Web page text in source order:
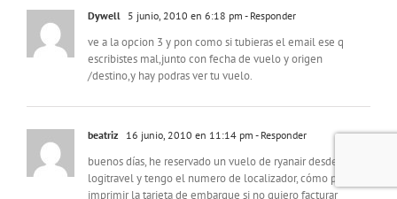
Dywell 5 junio, 2010 en 6:18 pm - Responder
ve a la opcion 3 y pon como si tubieras el email ese q
escribistes mal,junto con fecha de vuelo y origen
/destino,y hay podras ver tu vuelo.
beatriz 16 junio, 2010 en 11:14 pm - Responder
buenos días, he reservado un vuelo de ryanair desde
logitravel y tengo el numero de localizador, cómo puedo
imprimir la tarjeta de embarque si no quiero facturar